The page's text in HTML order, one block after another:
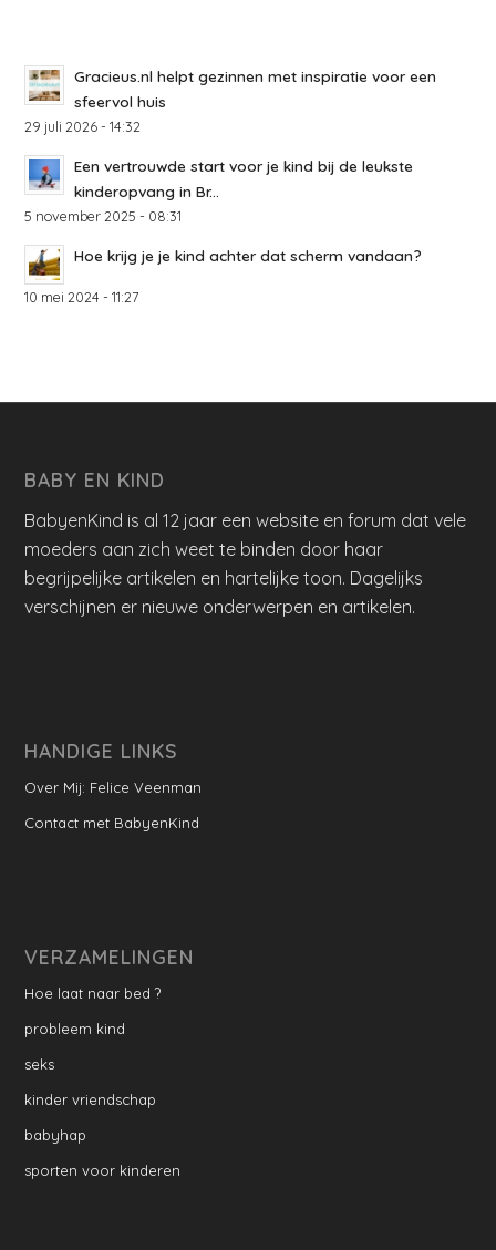
Gracieus.nl helpt gezinnen met inspiratie voor een
sfeervol huis
29 juli 2026 - 14:32
Een vertrouwde start voor je kind bij de leukste
kinderopvang in Br...
5 november 2025 - 08:31
Hoe krijg je je kind achter dat scherm vandaan?
10 mei 2024 - 11:27
BABY EN KIND
BabyenKind is al 12 jaar een website en forum dat vele
moeders aan zich weet te binden door haar
begrijpelijke artikelen en hartelijke toon. Dagelijks
verschijnen er nieuwe onderwerpen en artikelen.
HANDIGE LINKS
Over Mij: Felice Veenman
Contact met BabyenKind
VERZAMELINGEN
Hoe laat naar bed ?
probleem kind
seks
kinder vriendschap
babyhap
sporten voor kinderen